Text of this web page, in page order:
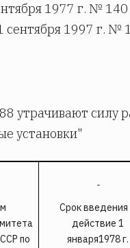
1977 г. №
сентября 1997 г. №
утрачивают силу
установки"
по
Срок введения
действие 1
января1978 г.